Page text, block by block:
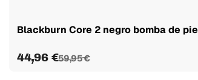
Blackburn Core 2 negro bomba de pie
44,96 €59,95 €